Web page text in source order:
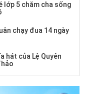
lớp 5 chăm cha sống
chạy đua 14 ngày
hát của Lệ Quyên